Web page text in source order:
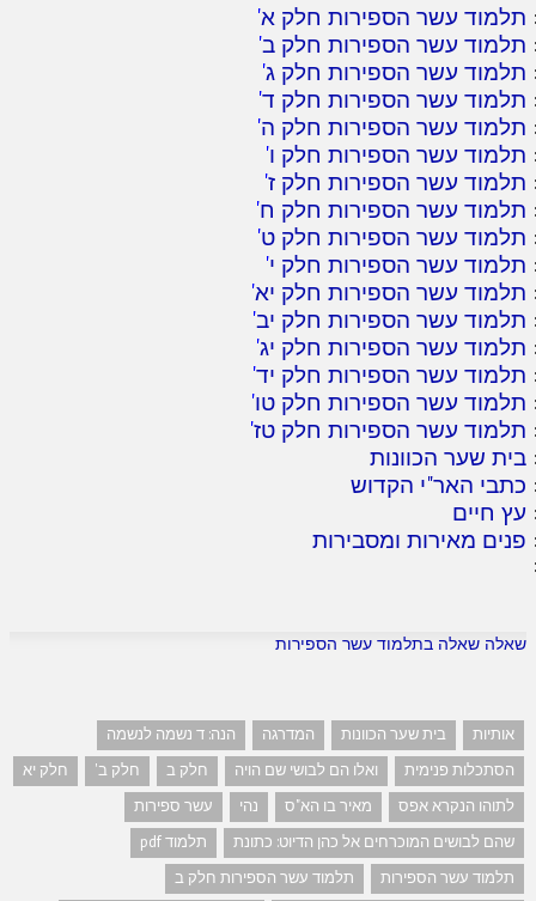
תלמוד עשר הספירות חלק א'
תלמוד עשר הספירות חלק ב'
תלמוד עשר הספירות חלק ג'
תלמוד עשר הספירות חלק ד'
תלמוד עשר הספירות חלק ה'
תלמוד עשר הספירות חלק ו'
תלמוד עשר הספירות חלק ז'
תלמוד עשר הספירות חלק ח'
תלמוד עשר הספירות חלק ט'
תלמוד עשר הספירות חלק י'
תלמוד עשר הספירות חלק יא'
תלמוד עשר הספירות חלק יב'
תלמוד עשר הספירות חלק יג'
תלמוד עשר הספירות חלק יד'
תלמוד עשר הספירות חלק טו'
תלמוד עשר הספירות חלק טז'
בית שער הכוונות
כתבי האר"י הקדוש
עץ חיים
פנים מאירות ומסבירות
שאלה שאלה בתלמוד עשר הספירות
אותיות בית שער הכוונות המדרגה
הנה: ד נשמה לנשמה
הסתכלות פנימית
ואלו הם לבושי שם הויה חלק ב חלק ב'
חלק יא
לתוהו הנקרא אפס
מאיר בו הא"ס נהי
עשר ספירות
שהם לבושים המוכרחים אל כהן הדיוט: כתונת
תלמוד pdf
תלמוד עשר הספירות
תלמוד עשר הספירות חלק ב